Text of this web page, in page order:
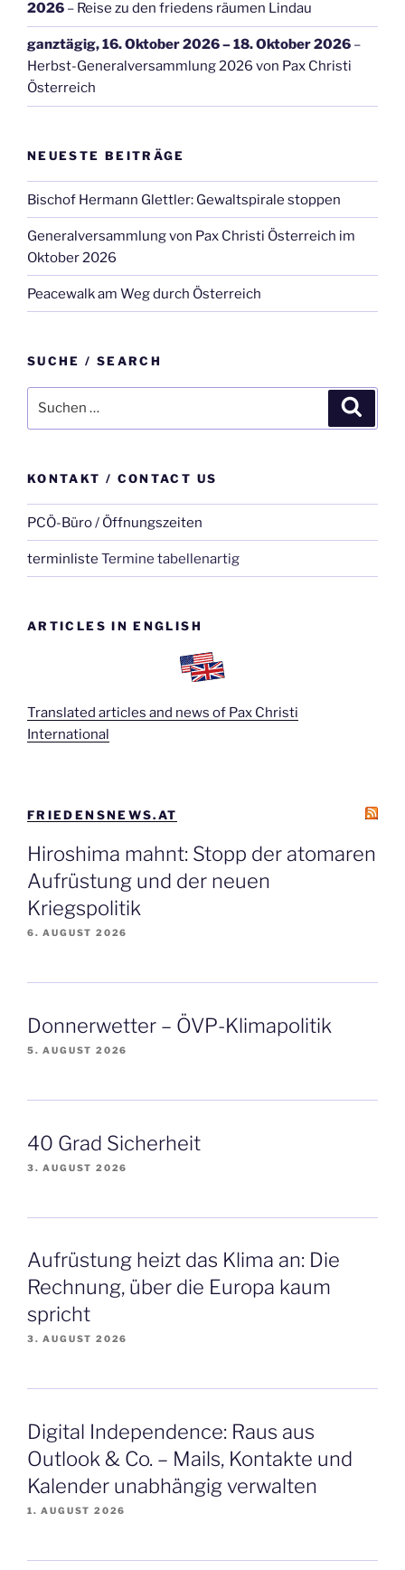
2026 – Reise zu den friedens räumen Lindau
ganztägig,16. Oktober 2026–18. Oktober 2026 –
Herbst-Generalversammlung 2026 von Pax Christi
Österreich
NEUESTE BEITRÄGE
Bischof Hermann Glettler: Gewaltspirale stoppen
Generalversammlung von Pax Christi Österreich im
Oktober 2026
Peacewalk am Weg durch Österreich
SUCHE / SEARCH
nach:
KONTAKT / CONTACT US
PCÖ-Büro / Öffnungszeiten
terminliste Termine tabellenartig
ARTICLES IN ENGLISH
Translated articles and news of Pax Christi
International
FRIEDENSNEWS.AT
Hiroshima mahnt: Stopp der atomaren
Aufrüstung und der neuen
Kriegspolitik
6. AUGUST 2026
Donnerwetter – ÖVP-Klimapolitik
5. AUGUST 2026
40 Grad Sicherheit
3. AUGUST 2026
Aufrüstung heizt das Klima an: Die
Rechnung, über die Europa kaum
spricht
3. AUGUST 2026
Digital Independence: Raus aus
Outlook & Co. – Mails, Kontakte und
Kalender unabhängig verwalten
1. AUGUST 2026